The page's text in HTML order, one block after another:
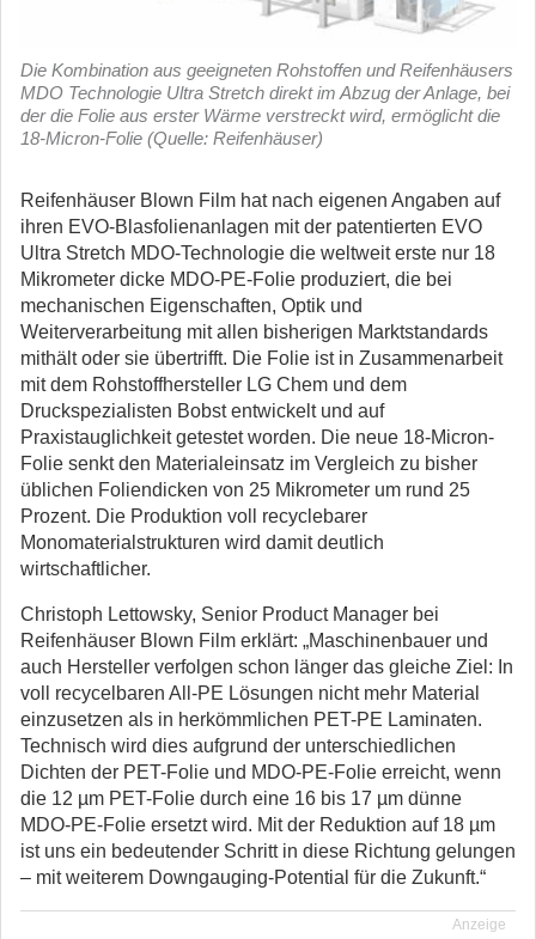
Die Kombination aus geeigneten Rohstoffen und Reifenhäusers
MDO Technologie Ultra Stretch direkt im Abzug der Anlage, bei
der die Folie aus erster Wärme verstreckt wird, ermöglicht die
18-Micron-Folie (Quelle: Reifenhäuser)
Reifenhäuser Blown Film hat nach eigenen Angaben auf
ihren EVO-Blasfolienanlagen mit der patentierten EVO
Ultra Stretch MDO-Technologie die weltweit erste nur 18
Mikrometer dicke MDO-PE-Folie produziert, die bei
mechanischen Eigenschaften, Optik und
Weiterverarbeitung mit allen bisherigen Marktstandards
mithält oder sie übertrifft. Die Folie ist in Zusammenarbeit
mit dem Rohstoffhersteller LG Chem und dem
Druckspezialisten Bobst entwickelt und auf
Praxistauglichkeit getestet worden. Die neue 18-Micron-
Folie senkt den Materialeinsatz im Vergleich zu bisher
üblichen Foliendicken von 25 Mikrometer um rund 25
Prozent. Die Produktion voll recyclebarer
Monomaterialstrukturen wird damit deutlich
wirtschaftlicher.
Christoph Lettowsky, Senior Product Manager bei
Reifenhäuser Blown Film erklärt: „Maschinenbauer und
auch Hersteller verfolgen schon länger das gleiche Ziel: In
voll recycelbaren All-PE Lösungen nicht mehr Material
einzusetzen als in herkömmlichen PET-PE Laminaten.
Technisch wird dies aufgrund der unterschiedlichen
Dichten der PET-Folie und MDO-PE-Folie erreicht, wenn
die 12 µm PET-Folie durch eine 16 bis 17 µm dünne
MDO-PE-Folie ersetzt wird. Mit der Reduktion auf 18 µm
ist uns ein bedeutender Schritt in diese Richtung gelungen
– mit weiterem Downgauging-Potential für die Zukunft.“
Anzeige